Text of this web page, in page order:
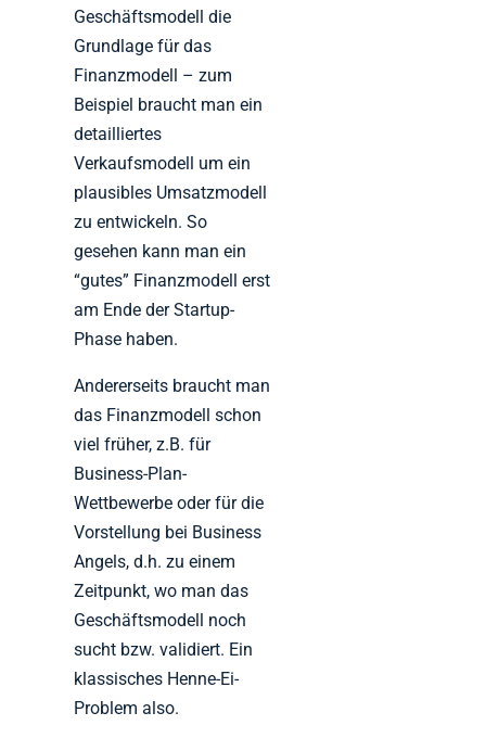
Geschäftsmodell die
Grundlage für das
Finanzmodell – zum
Beispiel braucht man ein
detailliertes
Verkaufsmodell um ein
plausibles Umsatzmodell
zu entwickeln. So
gesehen kann man ein
“gutes” Finanzmodell erst
am Ende der Startup-
Phase haben.
Andererseits braucht man
das Finanzmodell schon
viel früher, z.B. für
Business-Plan-
Wettbewerbe oder für die
Vorstellung bei Business
Angels, d.h. zu einem
Zeitpunkt, wo man das
Geschäftsmodell noch
sucht bzw. validiert. Ein
klassisches Henne-Ei-
Problem also.